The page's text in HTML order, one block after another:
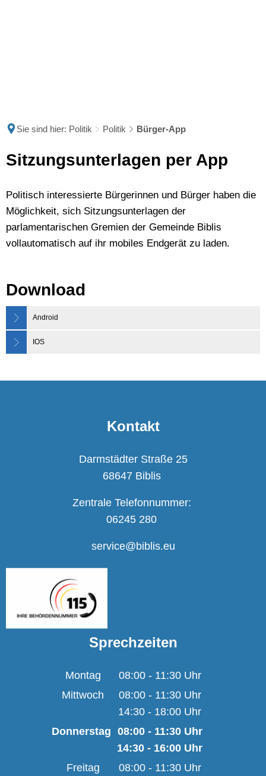
Sie sind hier: Politik Politik Bürger-App
Bürger-
Sitzungsunterlagen per App
Politisch interessierte Bürgerinnen und Bürger haben die
Möglichkeit, sich Sitzungsunterlagen der
parlamentarischen Gremien der Gemeinde Biblis
vollautomatisch auf ihr mobiles Endgerät zu laden.
Download
Android
IOS
Kontakt
Darmstädter Straße 25
68647 Biblis
Zentrale Telefonnummer:
06245 280
service@biblis.eu
Sprechzeiten
Montag 08:00- 11:30Uhr
Von 08:00 bis 11:30
Mittwoch 08:00- 11:30Uhr
Von 08:00 bis 11:30
14:30 - 18:00 Uhr
Von 14:30 bis 18:00
Donnerstag 08:00- 11:30Uhr
Von 08:00 bis 11:30
14:30 - 16:00 Uhr
Von 14:30 bis 16:00
Freitag 08:00- 11:30Uhr